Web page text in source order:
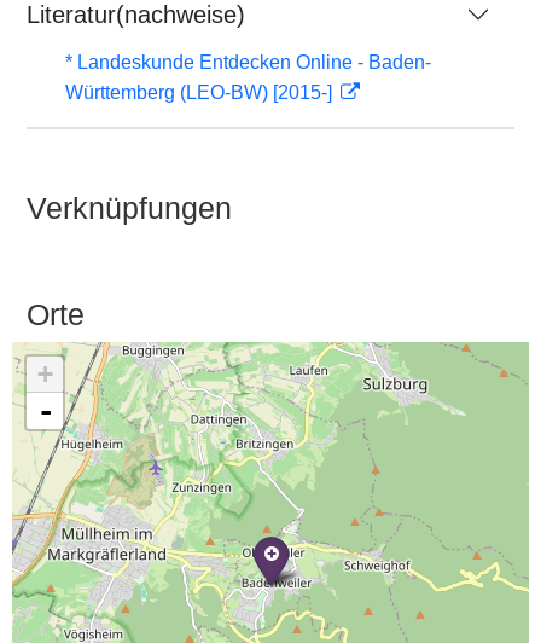
Literatur(nachweise)
* Landeskunde Entdecken Online - Baden-
Württemberg (LEO-BW) [2015-]
Verknüpfungen
Orte
+
-